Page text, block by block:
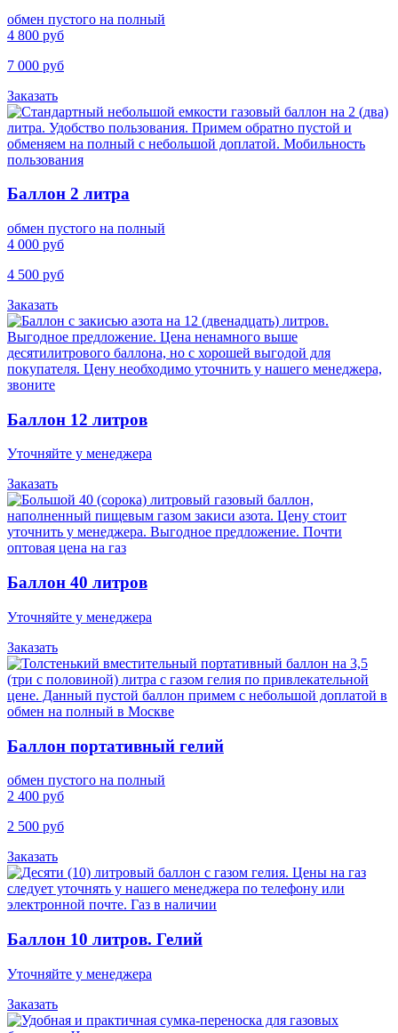
обмен пустого на полный
4 800 руб
7 000 руб
Заказать
Баллон 2 литра
обмен пустого на полный
4 000 руб
4 500 руб
Заказать
Баллон 12 литров
Уточняйте у менеджера
Заказать
Баллон 40 литров
Уточняйте у менеджера
Заказать
Баллон портативный гелий
обмен пустого на полный
2 400 руб
2 500 руб
Заказать
Баллон 10 литров. Гелий
Уточняйте у менеджера
Заказать